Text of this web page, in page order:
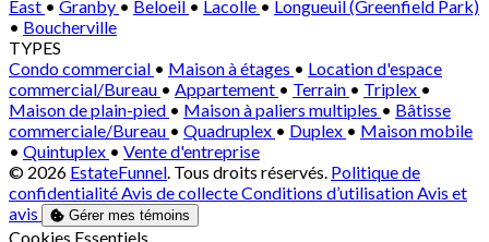
East • Granby • Beloeil • Lacolle • Longueuil (Greenfield Park)
• Boucherville
TYPES
Condo commercial • Maison à étages • Location d'espace
commercial/Bureau • Appartement • Terrain • Triplex •
Maison de plain-pied • Maison à paliers multiples • Bâtisse
commerciale/Bureau • Quadruplex • Duplex • Maison mobile
• Quintuplex • Vente d'entreprise
© 2026 EstateFunnel. Tous droits réservés. Politique de
confidentialitéAvis de collecteConditions d’utilisationAvis et
avis
Gérer mes témoins
Activer
Cookies Essentiels